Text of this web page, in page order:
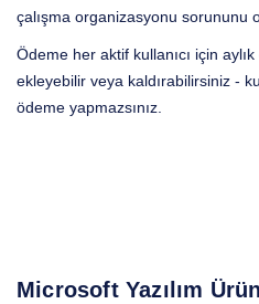
çalışma organizasyonu sorununu
Ödeme her aktif kullanıcı için
ekleyebilir veya kaldırabilirsiniz -
ödeme yapmazsınız.
Microsoft Yazılım